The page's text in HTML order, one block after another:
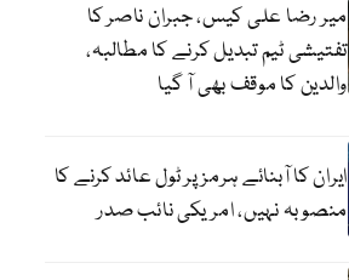
میر رضا علی کیس، جبران ناصر کا
تفتیشی ٹیم تبدیل کرنے کا مطالبہ،
والدین کا موقف بھی آ گیا
ایران کا آبنائے ہرمز پر ٹول عائد کرنے کا
منصوبہ نہیں، امریکی نائب صدر